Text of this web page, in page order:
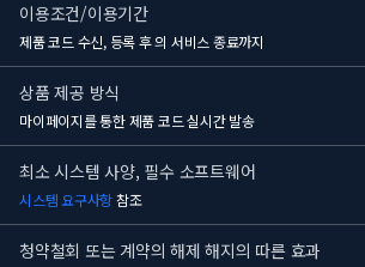
이용조건/이용기간
제품 코드 수신, 등록 후의 서비스 종료까지
상품 제공 방식
마이페이지를 통한 제품 코드 실시간 발송
최소 시스템 사양, 필수 소프트웨어
시스템 요구사항참조
청약철회 또는 계약의 해제 해지의 따른 효과